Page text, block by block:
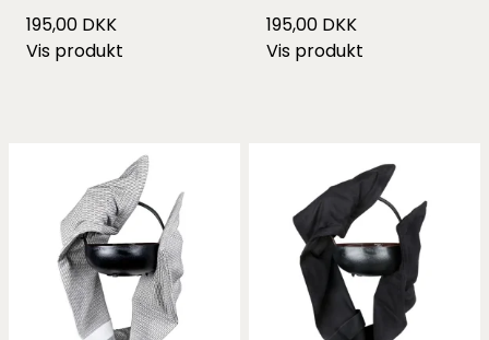
195,00 DKK
Vis produkt
195,00 DKK
Vis produkt